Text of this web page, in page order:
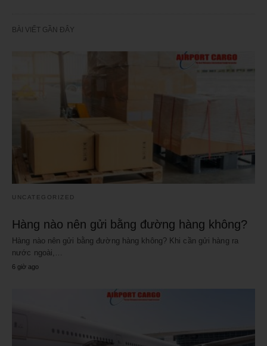
BÀI VIẾT GẦN ĐÂY
UNCATEGORIZED
Hàng nào nên gửi bằng đường hàng không?
Hàng nào nên gửi bằng đường hàng không? Khi cần gửi hàng ra
nước ngoài,…
6 giờ ago